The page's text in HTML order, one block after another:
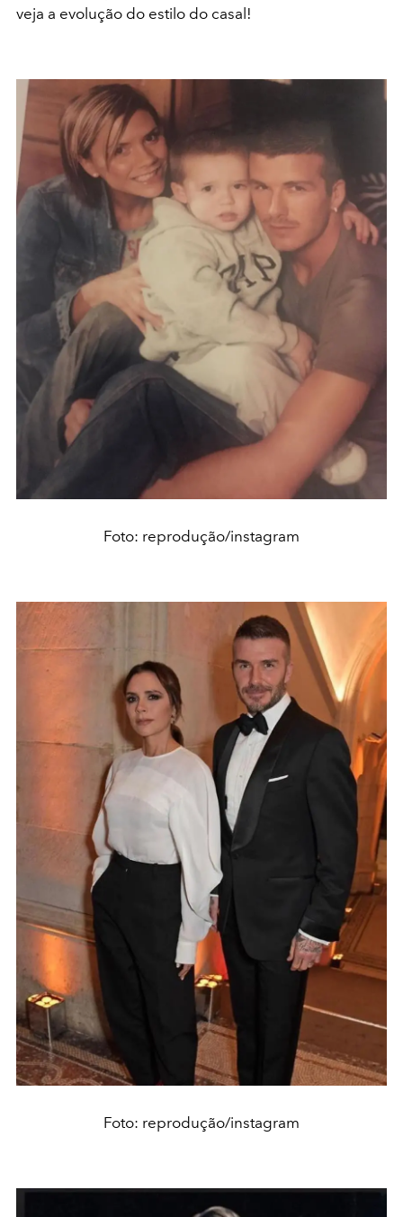
veja a evolução do estilo do casal!
Foto: reprodução/instagram
Foto: reprodução/instagram